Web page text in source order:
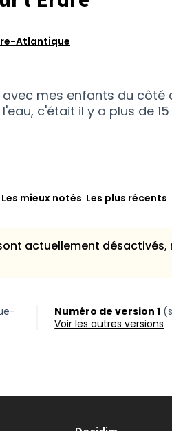
Atlantique
mes enfants du côté
c'était il y a plus de 15
Les mieux notés Les plus récents
actuellement désactivés,
Numéro de version 1
voir les autres versions